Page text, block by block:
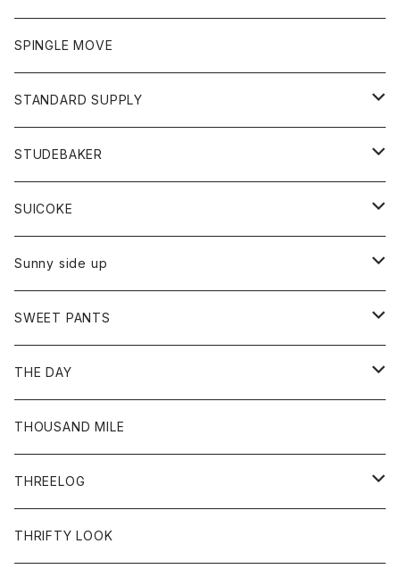
トレーナー
ショートパンツ
スカート
レディース
スカート
Tシャツ
アクセサリー
バック
グローブ
トップス
カットソー
カーディガン
ボトム
ショートパンツ
パンツ
レディース
カットソー
カーディガン
ワンピース
コート
チノパン
ポロシャツ
ベスト
靴
ワンピース
トップス
カットソー
ボトム
パンツ
オーバーオール
SPINGLE MOVE
STANDARD SUPPLY
財布
バッグ
STUDEBAKER
アクセサリー
ブレスレット
リング
SUICOKE
ブーツ
サンダル
Sunny side up
アウター
Ｇジャン
ボトム
ジーンズ
SWEET PANTS
ボトム
ショートパンツ
THE DAY
トップス
Tシャツ
THOUSAND MILE
THREELOG
トップス
THRIFTY LOOK